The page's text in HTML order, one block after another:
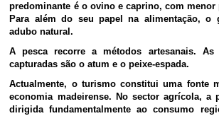
predominante é o ovino e caprino, com menor
Para além do seu papel na alimentação, o
adubo natural.
A pesca recorre a métodos artesanais. As
capturadas são o atum e o peixe-espada.
Actualmente, o turismo constitui uma fonte
economia madeirense. No sector agrícola, a
dirigida fundamentalmente ao consumo